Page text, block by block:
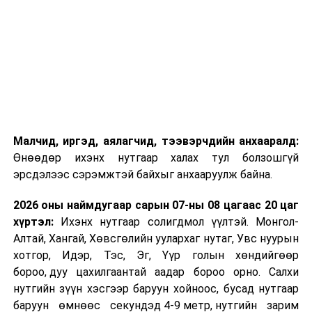
Малчид, иргэд, аялагчид, тээвэрчдийн анхааралд:
Өнөөдөр ихэнх нутгаар халах тул болзошгүй
эрсдэлээс сэрэмжтэй байхыг анхааруулж байна.
2026 оны наймдугаар сарын 07-ны 08 цагаас 20 цаг
хүртэл:Ихэнх нутгаар солигдмол үүлтэй. Монгол-
Алтай, Хангай, Хөвсгөлийн уулархаг нутаг, Увс нуурын
хотгор, Идэр, Тэс, Эг, Үүр голын хөндийгөөр
бороо, дуу цахилгаантай аадар бороо орно. Салхи
нутгийн зүүн хэсгээр баруун хойноос, бусад нутгаар
баруун өмнөөс секундэд 4-9 метр, нутгийн зарим